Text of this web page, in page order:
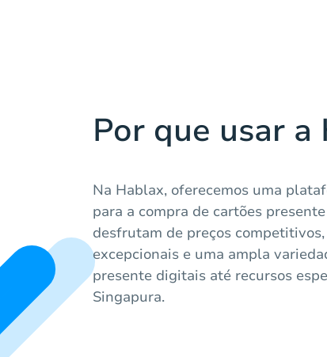
Por que usar a
Na Hablax, oferecemos uma
para a compra de cartões
desfrutam de preços
excepcionais e uma ampla
presente digitais até recursos
Singapura.